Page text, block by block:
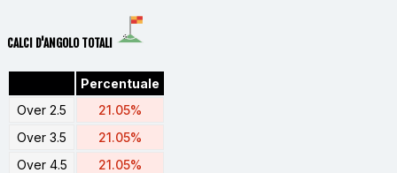
CALCI D'ANGOLO TOTALI
Percentuale
Over 2.5
21.05%
Over 3.5
21.05%
Over 4.5
21.05%